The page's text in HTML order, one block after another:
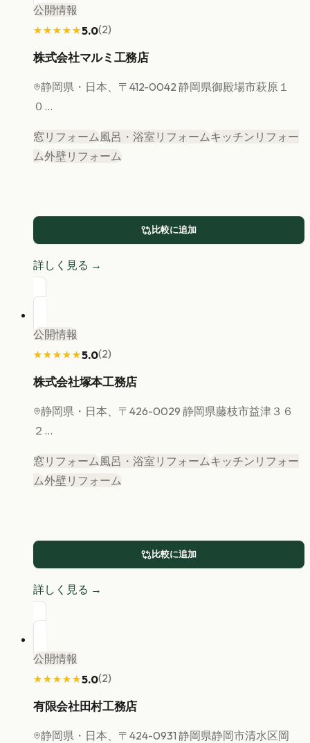
公開情報
★★★★★
★★★★★5.0(2)
株式会社マルミ工務店
静岡県 ・日本、〒412-0042 静岡県御殿場市萩原１
０...
窓リフォーム 風呂・浴室リフォームキッチンリフォー
ム外壁リフォーム
比較に追加
詳しく見る →
公開情報
★★★★★
★★★★★5.0(2)
株式会社塚本工務店
静岡県 ・日本、〒426-0029 静岡県藤枝市益津３６
２...
窓リフォーム 風呂・浴室リフォームキッチンリフォー
ム外壁リフォーム
比較に追加
詳しく見る →
公開情報
★★★★★
★★★★★5.0(2)
有限会社田村工務店
静岡県 ・日本、〒424-0931 静岡県静岡市清水区岡